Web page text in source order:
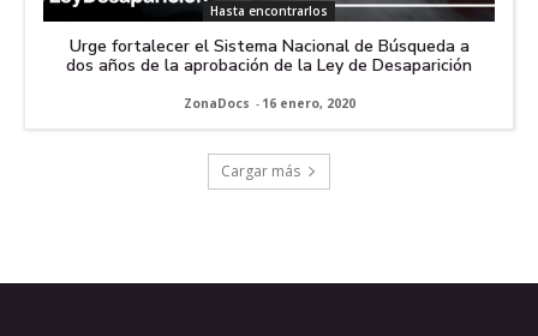
Hasta encontrarlos
Urge fortalecer el Sistema Nacional de Búsqueda a
dos años de la aprobación de la Ley de Desaparición
ZonaDocs - 16 enero, 2020
Cargar más